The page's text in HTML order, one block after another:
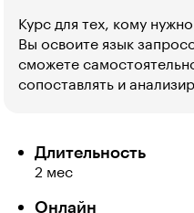
Курс для тех, кому
Вы освоите язык
сможете
сопоставлять и
Длительность
2 мес
Онлайн